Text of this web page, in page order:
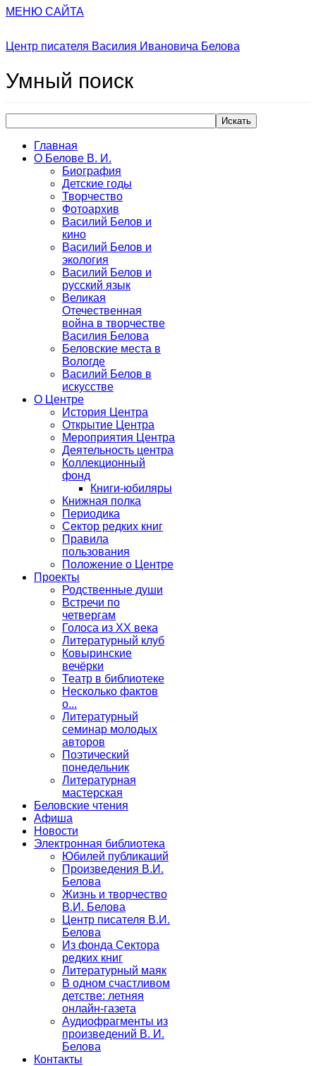
МЕНЮ САЙТА
Центр писателя Василия Ивановича Белова
Умный поиск
Искать
Главная
О Белове В. И.
Биография
Детские годы
Творчество
Фотоархив
Василий Белов и
кино
Василий Белов и
экология
Василий Белов и
русский язык
Великая
Отечественная
война в творчестве
Василия Белова
Беловские места в
Вологде
Василий Белов в
искусстве
О Центре
История Центра
Открытие Центра
Мероприятия Центра
Деятельность центра
Коллекционный
фонд
Книги-юбиляры
Книжная полка
Периодика
Сектор редких книг
Правила
пользования
Положение о Центре
Проекты
Родственные души
Встречи по
четвергам
Голоса из ХХ века
Литературный клуб
Ковыринские
вечёрки
Театр в библиотеке
Несколько фактов
о...
Литературный
семинар молодых
авторов
Поэтический
понедельник
Литературная
мастерская
Беловские чтения
Афиша
Новости
Электронная библиотека
Юбилей публикаций
Произведения В.И.
Белова
Жизнь и творчество
В.И. Белова
Центр писателя В.И.
Белова
Из фонда Сектора
редких книг
Литературный маяк
В одном счастливом
детстве: летняя
онлайн-газета
Аудиофрагменты из
произведений В. И.
Белова
Контакты